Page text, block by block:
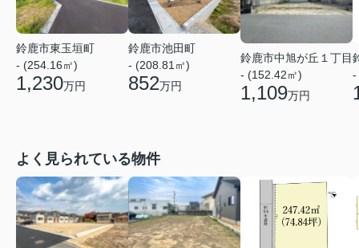
鈴鹿市東玉垣町
- (254.16㎡)
1,230万円
鈴鹿市池田町
- (208.81㎡)
852万円
鈴鹿市中旭が丘１丁目
- (152.42㎡)
1,109万円
-
よく見られている物件